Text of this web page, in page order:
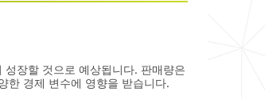
장할 것으로 예상됩니다. 판매량은
한 경제 변수에 영향을 받습니다.